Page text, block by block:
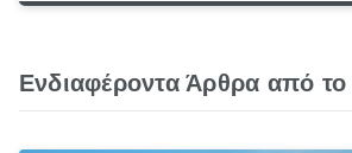
Ενδιαφέροντα Άρθρα από